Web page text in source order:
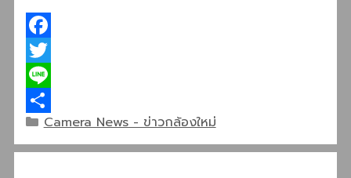
Facebook
Twitter
Line
ShareCategories
Camera News - ข่าวกล้องใหม่